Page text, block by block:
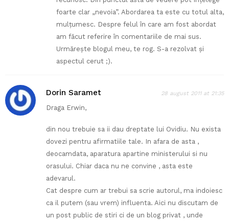
foarte clar „nevoia”. Abordarea ta este cu totul alta,
mulţumesc. Despre felul în care am fost abordat
am făcut referire în comentariile de mai sus.
Urmăreşte blogul meu, te rog. S-a rezolvat şi
aspectul cerut ;).
Dorin Saramet 28 august 2011 at 21:35
Draga Erwin,
din nou trebuie sa ii dau dreptate lui Ovidiu. Nu exista
dovezi pentru afirmatiile tale. In afara de asta ,
deocamdata, aparatura apartine ministerului si nu
orasului. Chiar daca nu ne convine , asta este
adevarul.
Cat despre cum ar trebui sa scrie autorul, ma indoiesc
ca il putem (sau vrem) influenta. Aici nu discutam de
un post public de stiri ci de un blog privat , unde